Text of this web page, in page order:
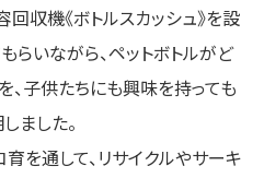
収機《ボトルスカッシュ》を設
らいながら、ペットボトルがど
、子供たちにも興味を持っても
ました。
を通して、リサイクルやサーキ